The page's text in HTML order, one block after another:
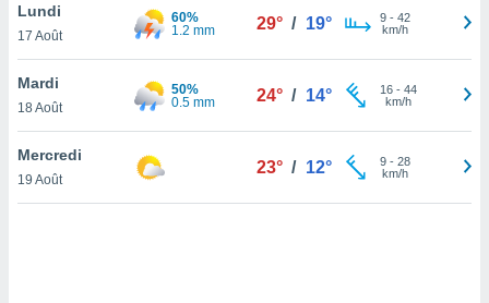
votre
à
en
le
Lundi
17 Août
60%
1.2 mm
29° / 19° 9- 42
km/h
Mardi
18 Août
50%
0.5 mm
24° / 14° 16- 44
km/h
Mercredi
19 Août
23° / 12° 9- 28
km/h